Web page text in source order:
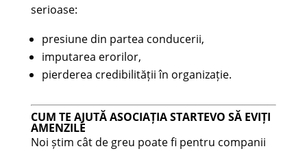
serioase:
presiune din partea conducerii,
imputarea erorilor,
pierderea credibilității în organizație.
CUM TE AJUTĂ ASOCIAȚIA STARTEVO SĂ EVIȚI
AMENZILE
Noi știm cât de greu poate fi pentru companii